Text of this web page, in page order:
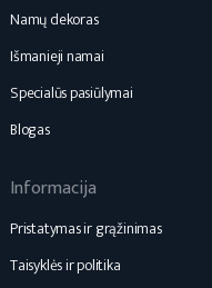
Namų dekoras
Išmanieji namai
Specialūs pasiūlymai
Blogas
Informacija
Pristatymas ir grąžinimas
Taisyklės ir politika